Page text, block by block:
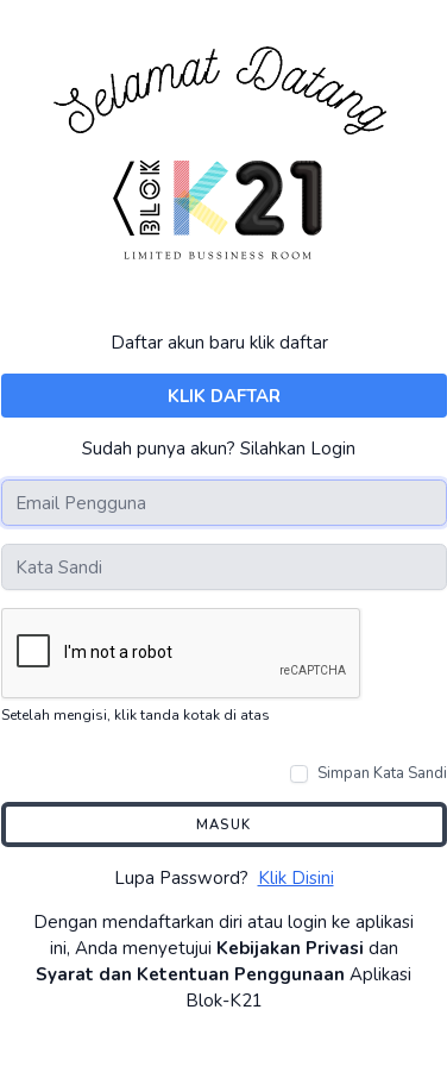
Daftar akun baru klik daftar
KLIK DAFTAR
Sudah punya akun? Silahkan Login
Setelah mengisi, klik tanda kotak di atas
Simpan Kata Sandi
MASUK
Lupa Password? Klik Disini
Dengan mendaftarkan diri atau login ke aplikasi
ini, Anda menyetujui Kebijakan Privasi dan
Syarat dan Ketentuan Penggunaan Aplikasi
Blok-K21